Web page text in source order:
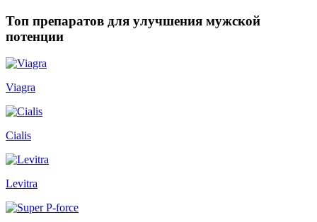
Топ препаратов для улучшения мужской
потенции
Viagra
Cialis
Levitra